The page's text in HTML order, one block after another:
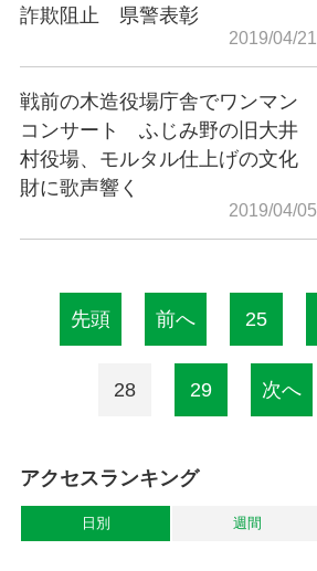
詐欺阻止 県警表彰
2019/04/21
戦前の木造役場庁舎でワンマン
コンサート ふじみ野の旧大井
村役場、モルタル仕上げの文化
財に歌声響く
2019/04/05
先頭 前へ 25
28 29 次へ
アクセスランキング
日別 週間